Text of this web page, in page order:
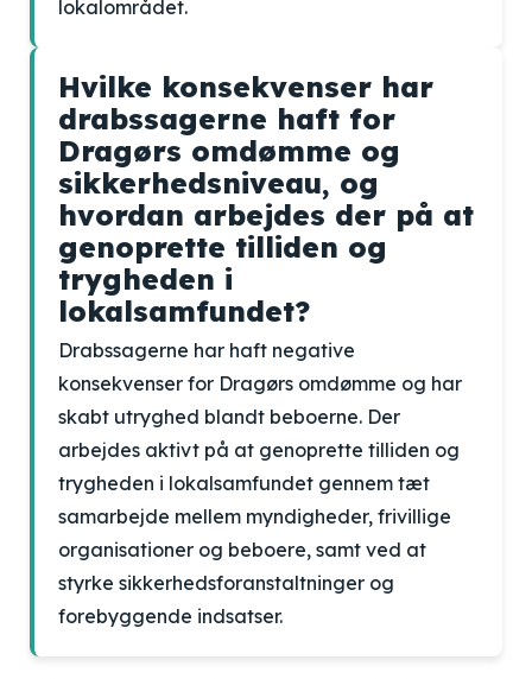
lokalområdet.
Hvilke konsekvenser har
drabssagerne haft for
Dragørs omdømme og
sikkerhedsniveau, og
hvordan arbejdes der på at
genoprette tilliden og
trygheden i
lokalsamfundet?
Drabssagerne har haft negative
konsekvenser for Dragørs omdømme og har
skabt utryghed blandt beboerne. Der
arbejdes aktivt på at genoprette tilliden og
trygheden i lokalsamfundet gennem tæt
samarbejde mellem myndigheder, frivillige
organisationer og beboere, samt ved at
styrke sikkerhedsforanstaltninger og
forebyggende indsatser.